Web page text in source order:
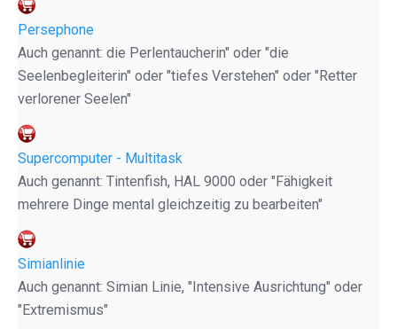
Persephone
Auch genannt: die Perlentaucherin" oder "die
Seelenbegleiterin" oder "tiefes Verstehen" oder "Retter
verlorener Seelen"
Supercomputer - Multitask
Auch genannt: Tintenfish, HAL 9000 oder "Fähigkeit
mehrere Dinge mental gleichzeitig zu bearbeiten"
Simianlinie
Auch genannt: Simian Linie, "Intensive Ausrichtung" oder
"Extremismus"